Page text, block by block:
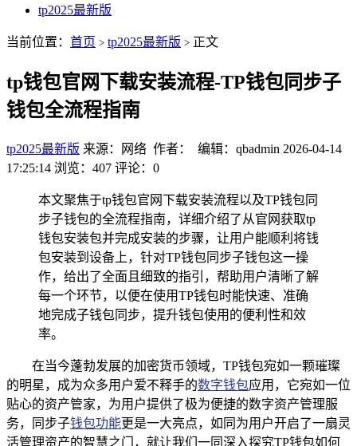
tp2025最新版
当前位置： 首页 > tp2025最新版 > 正文
tp钱包官网下载安装流程-TP钱包同步子
钱包全流程指南
tp2025最新版 来源：网络 作者： 编辑：qbadmin 2026-04-14
17:25:14 浏览：407 评论：0
本文聚焦于tp钱包官网下载安装流程以及TP钱包同
步子钱包的全流程指南，详细介绍了从官网获取tp
钱包安装包并完成安装的步骤，让用户能顺利将钱
包安装到设备上，针对TP钱包同步子钱包这一操
作，给出了全面且细致的指引，帮助用户清晰了解
每一个环节，以便在使用TP钱包时能快速、准确
地完成子钱包同步，提升钱包使用的便利性和效
率。
在当今蓬勃发展的加密货币领域，TP钱包宛如一颗璀璨
的明星，成为众多用户爱不释手的数字钱包应用，它宛如一位
贴心的资产管家，为用户提供了极为便捷的数字资产管理服
务，同步子钱包功能更是一大亮点，如同为用户开启了一扇灵
活管理资产的智慧之门，就让我们一同深入探究TP钱包如何